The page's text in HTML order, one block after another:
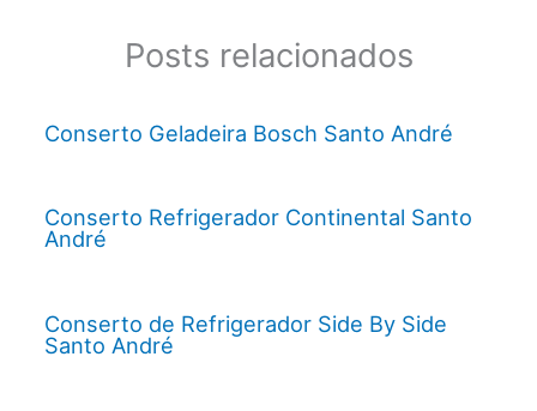
Posts relacionados
Conserto Geladeira Bosch Santo André
Conserto Refrigerador Continental Santo
André
Conserto de Refrigerador Side By Side
Santo André